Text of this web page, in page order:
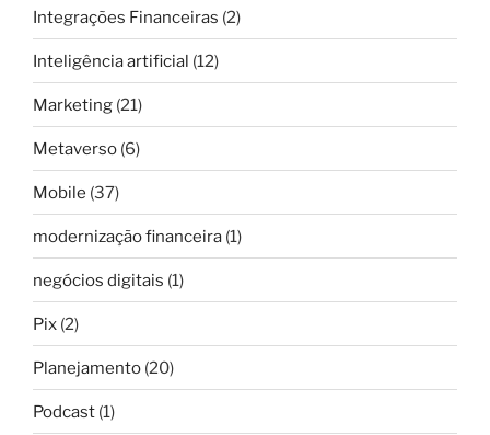
Integrações Financeiras (2)
Inteligência artificial (12)
Marketing (21)
Metaverso (6)
Mobile (37)
modernização financeira (1)
negócios digitais (1)
Pix (2)
Planejamento (20)
Podcast (1)